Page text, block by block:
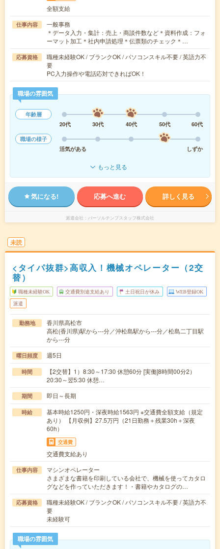
全額支給
仕事内容
一般事務
＊データ入力・集計：売上・商談件数など＊資料作成：フォ
ーマット加工＊社内申請処理＊伝票類のチェック＊…
応募資格
職種未経験OK / ブランクOK / パソコンスキル不要 / 英語力不
要
PC入力操作や電話応対できればOK！
職場の雰囲気
年齢層
20代
30代 40代 50代
60代
職場の様子
活気がある
しずか
もっと見る
気になる! 応募へ進む 詳しく見る
派遣会社 パーソルテンプスタッフ株式会社
未読
<タイパ抜群>高収入！機械オペレーター（2交
替）
職種未経験OK 交通費別途支給あり 土日祝日が休み WEB登録OK
派遣
勤務地
香川県高松市
高松(香川県)駅から---分／沖松島駅から---分／松島二丁目駅
から---分
曜日頻度 週5日
時間
【2交替】1）8:30～17:30 休憩60分 [実働]8時間00分2）
20:30～翌5:30 休憩…
期間 即日～長期
時給
基本時給1250円・深夜時給1563円 ※交通費全額支給（規定
あり） 【月収例】27.5万円（21日勤務＋残業30h＋深夜
60h）
交通費
交通費支給あり
仕事内容
マシンオペレーター
さまざまな書籍を印刷している会社で、機械を使ってカタロ
グなどを作っていただきます！・書籍やカタログの…
応募資格
職種未経験OK / ブランクOK / パソコンスキル不要 / 英語力不
要
未経験可
職場の雰囲気